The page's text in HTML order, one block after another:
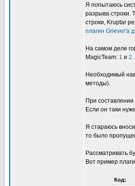
Я попытаюсь
разрыва строки.
строки, Kruptar
плагин Griever'а
На самом деле
MagicTeam: 1 и 2.
Необходимый
методы).
При
Если он таки
Я стараюсь
то было
Рассматривать
Вот пример
Код: